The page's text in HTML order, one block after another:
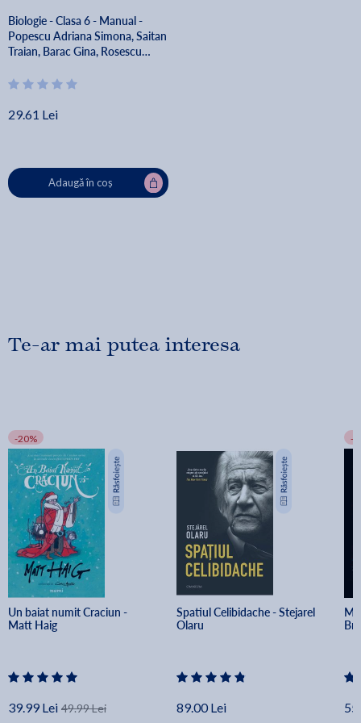
Biologie - Clasa 6 - Manual -
Popescu Adriana Simona, Saitan
Traian, Barac Gina, Rosescu
Daniela, Gurzu Cristian, Cerbu
29.61 Lei
Adaugă în coș
Te-ar mai putea interesa
-20%
Un baiat numit Craciun -
Matt Haig
39.99 Lei 49.99 Lei
Spatiul Celibidache - Stejarel
Olaru
89.00 Lei
-